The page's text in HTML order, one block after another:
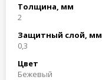
Толщина, мм
2
Защитный слой, мм
0,3
Цвет
Бежевый